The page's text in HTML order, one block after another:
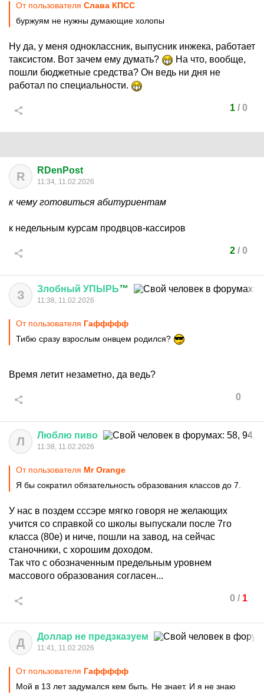
От пользователя Слава КПСС
буржуям не нужны думающие холопы
Ну да, у меня одноклассник, выпусник инжека, работает
таксистом. Вот зачем ему думать?
На что, вообще,
пошли бюджетные средства? Он ведь ни дня не
работал по специальности.
1/ 0
R RDenPost
11:34, 11.02.2026
к чему готовиться абитуриентам
к недельным курсам продвцов-кассиров
2/ 0
З Злобный УПЫРЬ™
11:38, 11.02.2026
От пользователя Гаффффф
Тибю сразу взрослым онвцем родился?
Время летит незаметно, да ведь?
0
Л Люблю пиво
11:38, 11.02.2026
От пользователя Мr Orange
Я бы сократил обязательность образования классов до 7.
У нас в поздем сссэре мягко говоря не желающих
учится со справкой со школы выпускали после 7го
класса (80е) и ниче, пошли на завод, на сейчас
станочники, с хорошим доходом.
Так что с обозначенным предельным уровнем
массового образования согласен...
0 / 1
Д Доллар не предзказуем
11:41, 11.02.2026
От пользователя Гаффффф
Мой в 13 лет задумался кем быть. Не знает. И я не знаю